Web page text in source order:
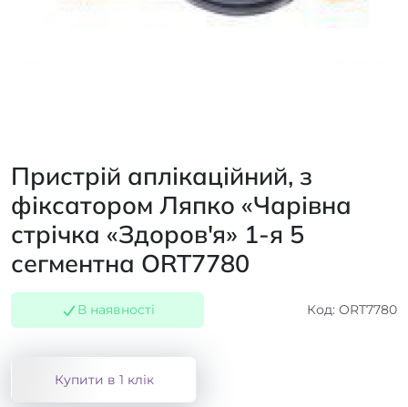
Пристрій аплікаційний, з
фіксатором Ляпко «Чарівна
стрічка «Здоров'я» 1-я 5
сегментна ORT7780
В наявності Код: ORT7780
Купити в 1 клік